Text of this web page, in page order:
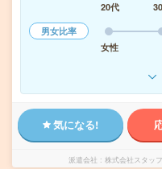
20代
男女比率
女性
気になる!
派遣会社 株式会社スタッ